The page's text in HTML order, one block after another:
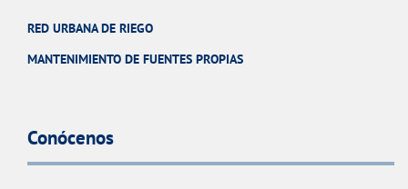
RED URBANA DE RIEGO
MANTENIMIENTO DE FUENTES PROPIAS
Conócenos